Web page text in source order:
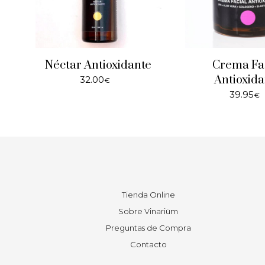
Néctar Antioxidante
32.00€
Crema
39.95€
Tienda Online
Sobre Vinariüm
Preguntas de Compra
Contacto